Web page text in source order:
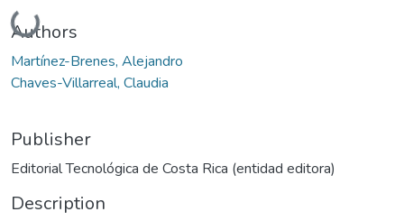
Loading...
Authors
Martínez-Brenes, Alejandro
Chaves-Villarreal, Claudia
Publisher
Editorial Tecnológica de Costa Rica (entidad editora)
Description